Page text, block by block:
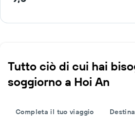
Tutto ciò di cui hai
soggiorno a Hoi An
Completa il tuo viaggio